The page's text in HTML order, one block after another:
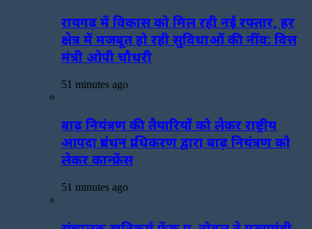
रायगढ़ में विकास को मिल रही नई रफ्तार, हर
क्षेत्र में मजबूत हो रही सुविधाओं की नींव: वित्त
मंत्री ओपी चौधरी
51 minutes ago
बाढ़ नियंत्रण की तैयारियों को लेकर राष्ट्रीय
आपदा प्रबंधन प्राधिकरण द्वारा बाढ़ नियंत्रण को
लेकर कान्फ्रेंस
51 minutes ago